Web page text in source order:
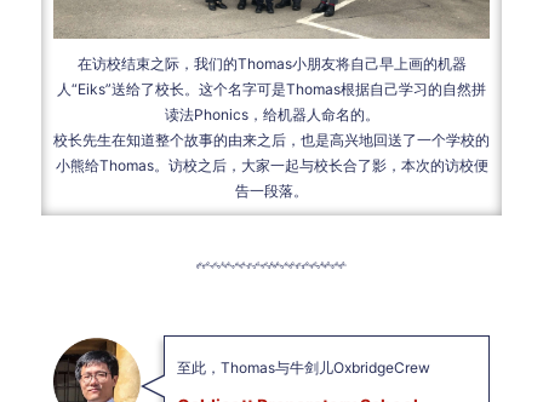
在访校结束之际，我们的Thomas小朋友将自己早上画的机器
人“Eiks”送给了校长。这个名字可是Thomas根据自己学习的自然拼
读法Phonics，给机器人命名的。
校长先生在知道整个故事的由来之后，也是高兴地回送了一个学校的
小熊给Thomas。 访校之后，大家一起与校长合了影，本次的访校便
告一段落。
至此，Thomas与牛剑儿OxbridgeCrew